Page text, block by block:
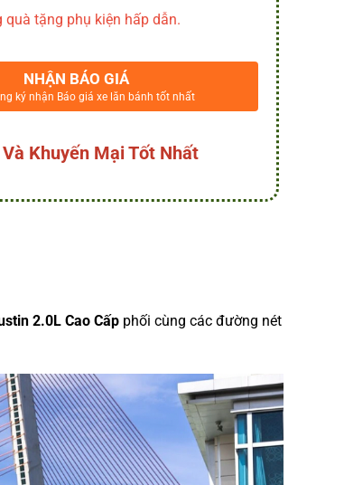
tặng phụ kiện hấp dẫn.
NHẬN BÁO GIÁ
ký nhận Báo giá xe lăn bánh tốt nhất
Khuyến Mại Tốt Nhất
2.0L Cao Cấpphối cùng các đường nét